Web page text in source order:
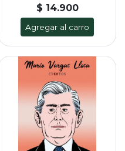
$ 14.900
Agregar al carro